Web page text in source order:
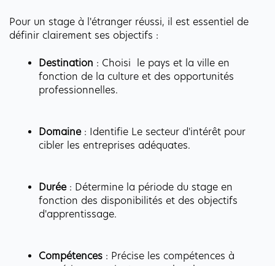
Pour un stage à l'étranger réussi, il est essentiel de
définir clairement ses objectifs :
Destination : Choisi  le pays et la ville en
fonction de la culture et des opportunités
professionnelles.
Domaine : Identifie Le secteur d'intérêt pour
cibler les entreprises adéquates.
Durée : Détermine la période du stage en
fonction des disponibilités et des objectifs
d'apprentissage.
Compétences : Précise les compétences à